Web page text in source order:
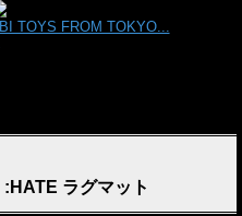
TOYS FROM TOKYO...
ラグマット